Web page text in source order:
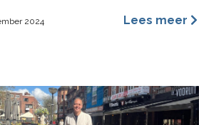
2024 Lees meer